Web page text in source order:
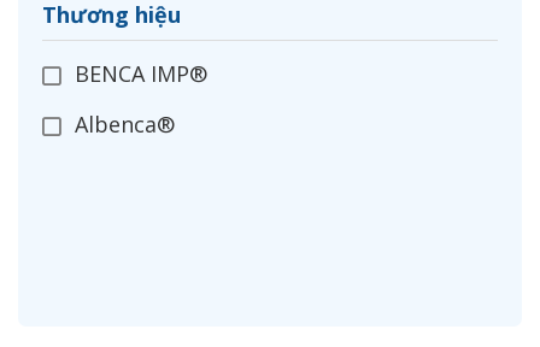
Thương hiệu
BENCA IMP®
Albenca®